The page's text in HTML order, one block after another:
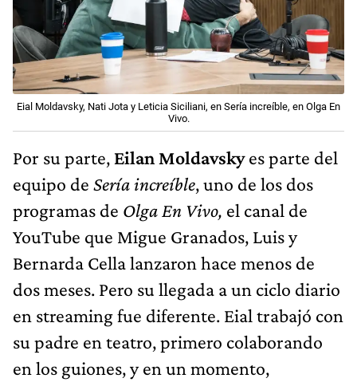
Eial Moldavsky, Nati Jota y Leticia Siciliani, en Sería increíble, en Olga En
Vivo.
Por su parte, Eilan Moldavskyes parte del
equipo de Sería increíble, uno de los dos
programas de Olga En Vivo, el canal de
YouTube que Migue Granados, Luis y
Bernarda Cella lanzaron hace menos de
dos meses. Pero su llegada a un ciclo diario
en streaming fue diferente. Eial trabajó con
su padre en teatro, primero colaborando
en los guiones, y en un momento,